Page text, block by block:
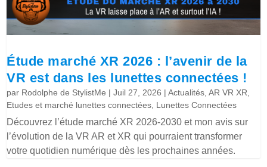
Étude marché XR 2026 : l’avenir de la
VR est dans les lunettes connectées !
par Rodolphe de StylistMe |Juil 27, 2026 |Actualités ,AR VR XR
Etudes et marché lunettes connectées Lunettes Connectées
Découvrez l’étude marché XR 2026-2030 et mon avis sur
l’évolution de la VR AR et XR qui pourraient transformer
votre quotidien numérique dès les prochaines années.